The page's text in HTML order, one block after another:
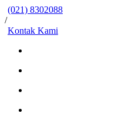
(021) 8302088
/
Kontak Kami